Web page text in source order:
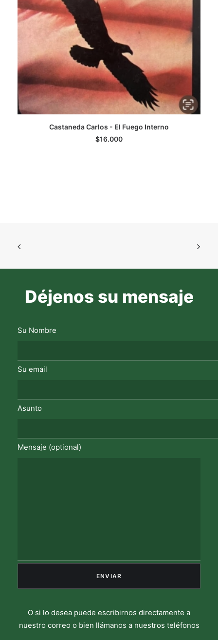
AGREGAR AL CARRITO
Castaneda Carlos - El Fuego Interno
$16.000
Déjenos su mensaje
Su Nombre
Su email
Asunto
Mensaje (optional)
O si lo desea puede escribirnos directamente a
nuestro correo o bien llámanos a nuestros teléfonos